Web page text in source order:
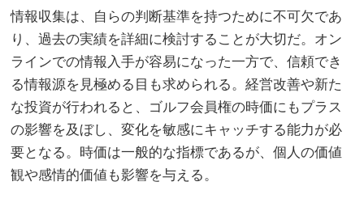
情報収集は、自らの判断基準を持つために不可欠であ
り、過去の実績を詳細に検討することが大切だ。オン
ラインでの情報入手が容易になった一方で、信頼でき
る情報源を見極める目も求められる。経営改善や新た
な投資が行われると、ゴルフ会員権の時価にもプラス
の影響を及ぼし、変化を敏感にキャッチする能力が必
要となる。時価は一般的な指標であるが、個人の価値
観や感情的価値も影響を与える。